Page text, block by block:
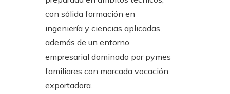
con sólida formación en
ingeniería y ciencias aplicadas,
además de un entorno
empresarial dominado por pymes
familiares con marcada vocación
exportadora.